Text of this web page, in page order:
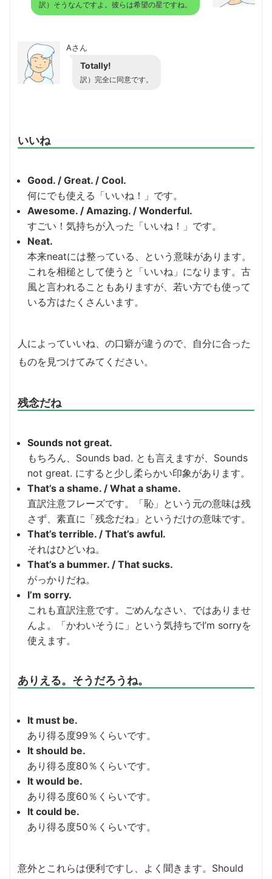
訳）そうなんですよ。彼らは希望の星ですね。
Aさん
Totally!
訳）完全に同意です。
いいね
Good. / Great. / Cool.
何にでも使える「いいね！」です。
Awesome. / Amazing. / Wonderful.
すごい！気持ちが入った「いいね！」です。
Neat.
本来neatには整っている、という意味があります。
これを相槌として使うと「いいね」になります。古
風と言われることもありますが、若い方でも使って
いる方はたくさんいます。
人によっていいね、の口癖が違うので、自分に合った
ものを見つけてみてください。
残念だね
Sounds not great.
もちろん、Sounds bad. とも言えますが、Sounds
not great. にすると少し柔らかい印象があります。
That’s a shame. / What a shame.
直訳注意フレーズです。「恥」という元の意味は残
さず、素直に「残念だね」というだけの意味です。
That’s terrible. / That’s awful.
それはひどいね。
That’s a bummer. / That sucks.
がっかりだね。
I’m sorry.
これも直訳注意です。ごめんなさい、ではありませ
んよ。「かわいそうに」という気持ちでI’m sorryを
使えます。
ありえる。そうだろうね。
It must be.
あり得る度99％くらいです。
It should be.
あり得る度80％くらいです。
It would be.
あり得る度60％くらいです。
It could be.
あり得る度50％くらいです。
意外とこれらは便利ですし、よく聞きます。Should